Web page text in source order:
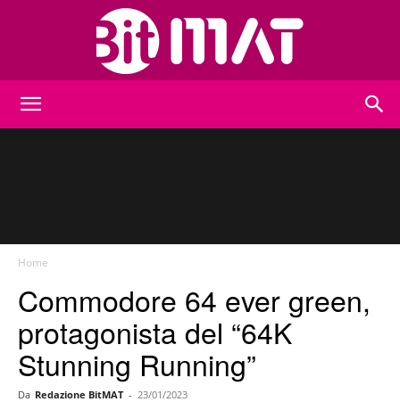
Home
Commodore 64 ever green,
protagonista del “64K
Stunning Running”
Da Redazione BitMAT - 23/01/2023